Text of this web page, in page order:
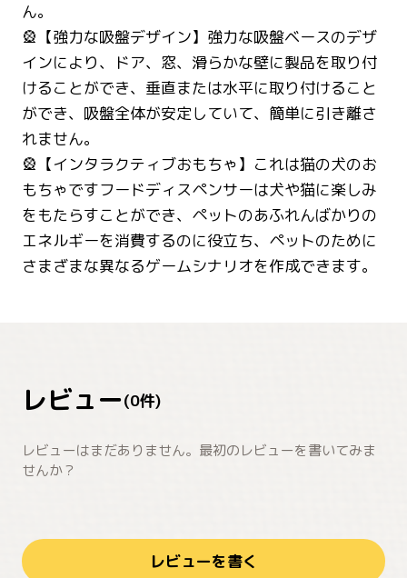
ん。
🎡【強力な吸盤デザイン】強力な吸盤ベースのデザ
インにより、ドア、窓、滑らかな壁に製品を取り付
けることができ、垂直または水平に取り付けること
ができ、吸盤全体が安定していて、簡単に引き離さ
れません。
🎡【インタラクティブおもちゃ】これは猫の犬のお
もちゃですフードディスペンサーは犬や猫に楽しみ
をもたらすことができ、ペットのあふれんばかりの
エネルギーを消費するのに役立ち、ペットのために
さまざまな異なるゲームシナリオを作成できます。
レビュー(0件)
レビューはまだありません。最初のレビューを書いてみま
せんか？
レビューを書く